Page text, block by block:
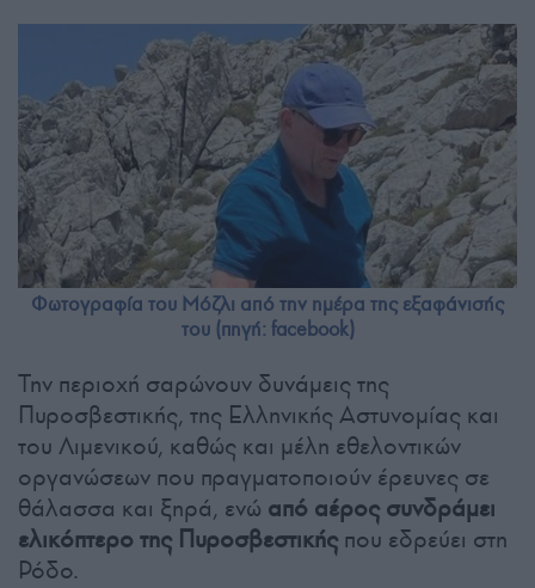
Φωτογραφία του Μόζλι από την ημέρα της εξαφάνισής
του (πηγή: facebook)
Την περιοχή σαρώνουν δυνάμεις της
Πυροσβεστικής, της Ελληνικής Αστυνομίας και
του Λιμενικού, καθώς και μέλη εθελοντικών
οργανώσεων που πραγματοποιούν έρευνες σε
θάλασσα και ξηρά, ενώ από αέρος συνδράμει
ελικόπτερο της Πυροσβεστικήςπου εδρεύει στη
Ρόδο.